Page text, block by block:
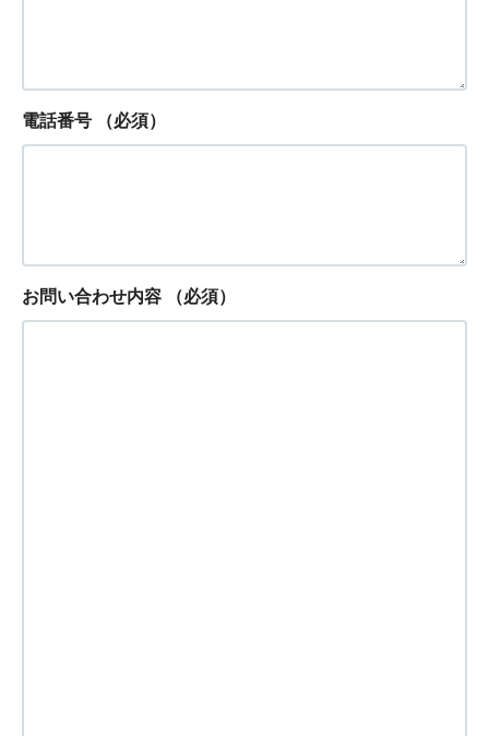
電話番号 （必須）
お問い合わせ内容 （必須）